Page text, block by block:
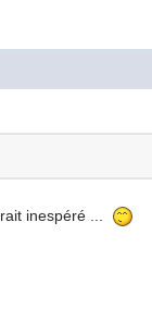
inespéré ...